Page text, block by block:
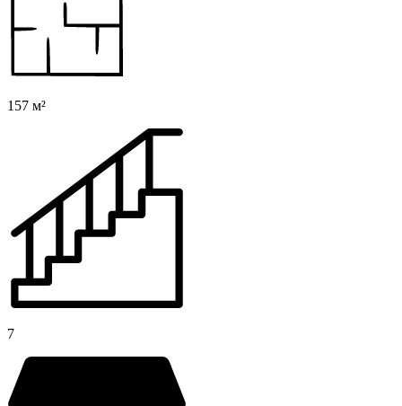
157 м²
7